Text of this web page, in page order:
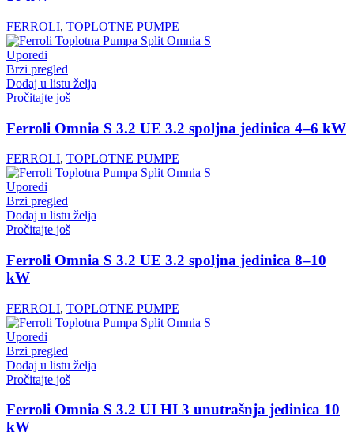
FERROLI, TOPLOTNE PUMPE
Uporedi
Brzi pregled
Dodaj u listu želja
Pročitajte još
Ferroli Omnia S 3.2 UE 3.2 spoljna jedinica 4–6 kW
FERROLI, TOPLOTNE PUMPE
Uporedi
Brzi pregled
Dodaj u listu želja
Pročitajte još
Ferroli Omnia S 3.2 UE 3.2 spoljna jedinica 8–10
kW
FERROLI, TOPLOTNE PUMPE
Uporedi
Brzi pregled
Dodaj u listu želja
Pročitajte još
Ferroli Omnia S 3.2 UI HI 3 unutrašnja jedinica 10
kW